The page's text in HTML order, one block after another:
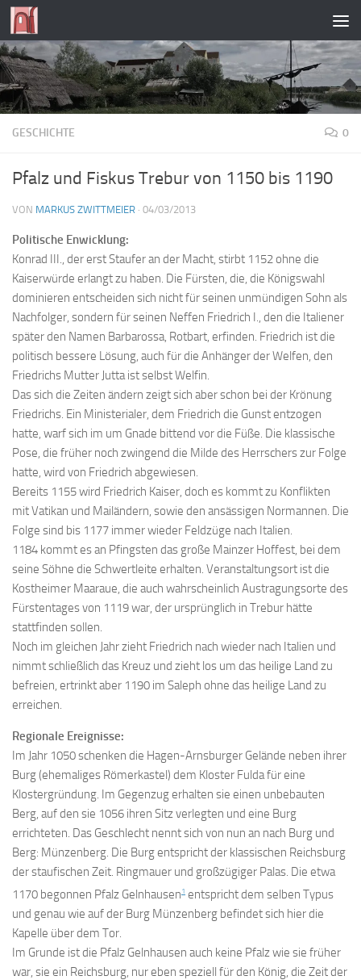
Zum Inhalt springen
GESCHICHTE 0
Pfalz und Fiskus Trebur von 1150 bis 1190
VON MARKUS ZWITTMEIER · 04/03/2013
Politische Enwicklung:
Konrad III., der erst Staufer an der Macht, stirbt 1152 ohne die
Kaiserwürde erlangt zu haben. Die Fürsten, die, die Königswahl
dominieren entscheiden sich nicht für seinen unmündigen Sohn als
Nachfolger, sondern für seinen Neffen Friedrich I., den die Italiener
später den Namen Barbarossa, Rotbart, erfinden. Friedrich ist die
politisch bessere Lösung, auch für die Anhänger der Welfen, den
Friedrichs Mutter Jutta ist selbst Welfin.
Das sich die Zeiten ändern zeigt sich aber schon bei der Krönung
Friedrichs. Ein Ministerialer, dem Friedrich die Gunst entzogen
hatte, warf sich im um Gnade bittend vor die Füße. Die klassische
Pose, die früher noch zwingend die Milde des Herrschers zur Folge
hatte, wird von Friedrich abgewiesen.
Bereits 1155 wird Friedrich Kaiser, doch es kommt zu Konflikten
mit Vatikan und Mailändern, sowie den ansässigen Normannen. Die
Folge sind bis 1177 immer wieder Feldzüge nach Italien.
1184 kommt es an Pfingsten das große Mainzer Hoffest, bei dem
seine Söhne die Schwertleite erhalten. Veranstaltungsort ist die
Kostheimer Maaraue, die auch wahrscheinlich Austragungsorte des
Fürstentages von 1119 war, der ursprünglich in Trebur hätte
stattfinden sollen.
Noch im gleichen Jahr zieht Friedrich nach wieder nach Italien und
nimmt schließlich das Kreuz und zieht los um das heilige Land zu
befreien, ertrinkt aber 1190 im Saleph ohne das heilige Land zu
erreichen.
Regionale Ereignisse:
Im Jahr 1050 schenken die Hagen-Arnsburger Gelände neben ihrer
Burg (ehemaliges Römerkastel) dem Kloster Fulda für eine
Klostergründung. Im Gegenzug erhalten sie einen unbebauten
Berg, auf den sie 1056 ihren Sitz verlegten und eine Burg
errichteten. Das Geschlecht nennt sich von nun an nach Burg und
Berg: Münzenberg. Die Burg entspricht der klassischen Reichsburg
der staufischen Zeit. Ringmauer und großzügiger Palas. Die etwa
1170 begonnen Pfalz Gelnhausen1 entspricht dem selben Typus
und genau wie auf der Burg Münzenberg befindet sich hier die
Kapelle über dem Tor.
Im Grunde ist die Pfalz Gelnhausen auch keine Pfalz wie sie früher
war, sie ein Reichsburg, nur eben speziell für den König, die Zeit der